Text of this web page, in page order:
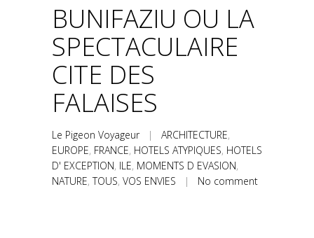
BUNIFAZIU OU LA
SPECTACULAIRE
CITE DES
FALAISES
Le Pigeon Voyageur| ARCHITECTURE,
EUROPE, FRANCE, HOTELS ATYPIQUES, HOTELS
D' EXCEPTION, ILE, MOMENTS D EVASION,
NATURE,TOUS, VOS ENVIES | No comment